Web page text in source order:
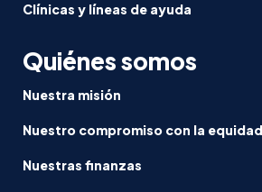
Clínicas y líneas de ayuda
Quiénes somos
Nuestra misión
Nuestro compromiso con la equidad
Nuestras finanzas